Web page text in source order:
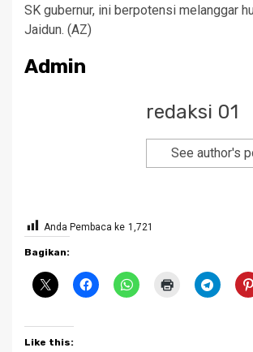
SK gubernur, ini berpotensi melanggar
Jaidun. (AZ)
Admin
redaksi 01
See author's
Anda Pembaca ke 1,721
Bagikan:
Like this: